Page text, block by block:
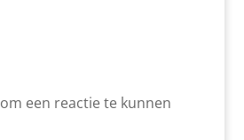
om een reactie te kunnen